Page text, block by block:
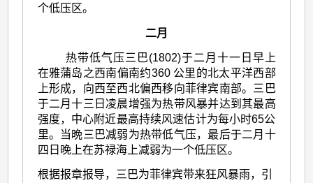
个低压区。
二月
热带低气压三巴(1802)于二月十一日早上
在雅蒲岛之西南偏南约360 公里的北太平洋西部
上形成，向西至西北偏西移向菲律宾南部。三巴
于二月十三日凌晨增强为热带风暴并达到其最高
强度，中心附近最高持续风速估计为每小时65公
里。当晩三巴减弱为热带低气压，最后于二月十
四日晚上在苏禄海上减弱为一个低压区。
根据报章报导，三巴为菲律宾带来狂风暴雨，引